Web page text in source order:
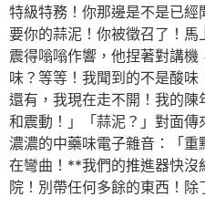
特級特務！你那邊是不是已
要你的蒜泥！你被徵召了！
震得嗡嗡作響，他捏著對講
味？等等！我聞到的不是酸味
還有，我現在走不開！我的
和震動！」「蒜泥？」對面
濃濃的中藥味電子雜音：「
在彎曲！**我們的推進器快沒
院！別帶任何多餘的東西！